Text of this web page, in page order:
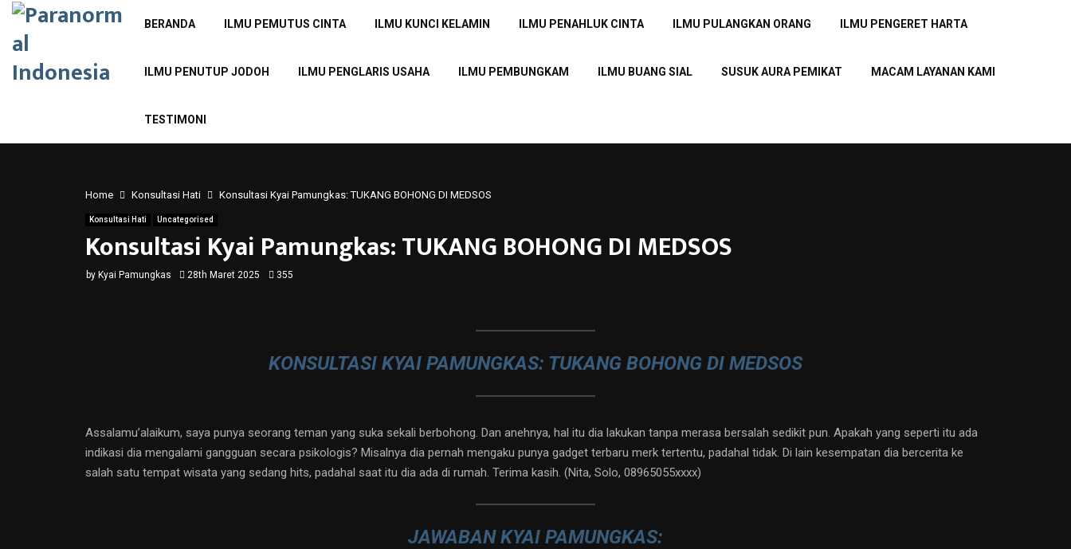
BERANDA ILMU PEMUTUS CINTA ILMU KUNCI KELAMIN ILMU PENAHLUK CINTA ILMU PULANGKAN ORANG ILMU PENGERET HARTA
ILMU PENUTUP JODOH ILMU PENGLARIS USAHA ILMU PEMBUNGKAM ILMU BUANG SIAL SUSUK AURA PEMIKAT MACAM LAYANAN KAMI
TESTIMONI
Home Konsultasi Hati Konsultasi Kyai Pamungkas: TUKANG BOHONG DI MEDSOS
Konsultasi Hati Uncategorised
Konsultasi Kyai Pamungkas: TUKANG BOHONG DI MEDSOS
by Kyai Pamungkas 28th Maret 2025 355
KONSULTASI KYAI PAMUNGKAS: TUKANG BOHONG DI MEDSOS
Assalamu’alaikum, saya punya seorang teman yang suka sekali berbohong. Dan anehnya, hal itu dia lakukan tanpa merasa bersalah sedikit pun. Apakah yang seperti itu ada
indikasi dia mengalami gangguan secara psikologis? Misalnya dia pernah mengaku punya gadget terbaru merk tertentu, padahal tidak. Di lain kesempatan dia bercerita ke
salah satu tempat wisata yang sedang hits, padahal saat itu dia ada di rumah. Terima kasih. (Nita, Solo, 08965055xxxx)
JAWABAN KYAI PAMUNGKAS: